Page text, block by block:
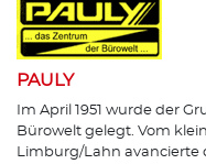
PAULY
Im April 1951 wurde der
Bürowelt gelegt. Vom
Limburg/Lahn avancierte